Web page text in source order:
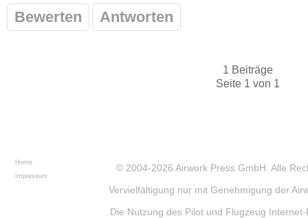
Bewerten Antworten
1 Beiträge
Seite 1 von 1
Home
Impressum
© 2004-2026 Airwork Press GmbH . Alle
Vervielfältigung nur mit Genehmigung der
Die Nutzung des Pilot und Flugzeug